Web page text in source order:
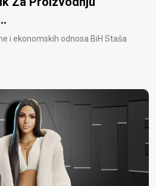
i ekonomskih odnosa BiH Staša